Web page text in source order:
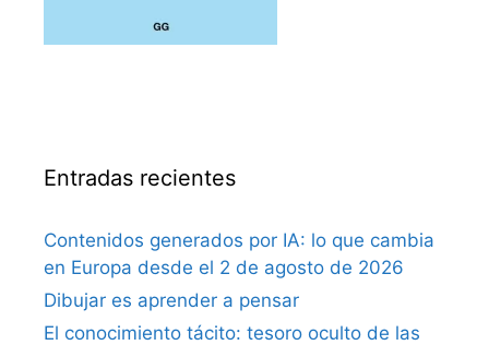
Entradas recientes
Contenidos generados por IA: lo que cambia
en Europa desde el 2 de agosto de 2026
Dibujar es aprender a pensar
El conocimiento tácito: tesoro oculto de las